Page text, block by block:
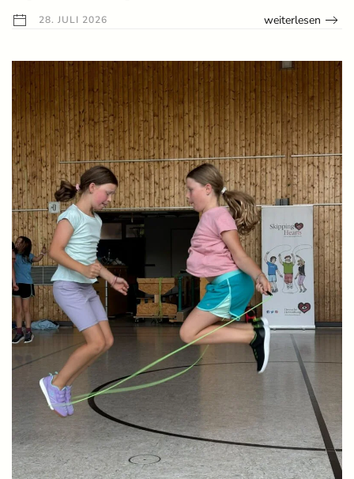
28. JULI 2026 weiterlesen